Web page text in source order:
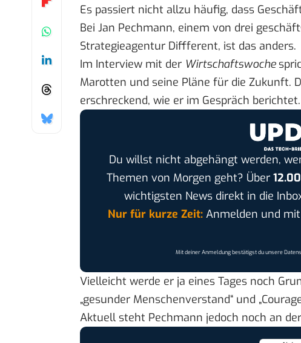
Es passiert nicht allzu häufig, dass
Bei Jan Pechmann, einem von drei
Strategieagentur Diffferent, ist das anders.
Im Interview mit der Wirtschaftswoche
Marotten und seine Pläne für die Zukunft.
erschreckend, wie er im Gespräch berichtet.
Du willst nicht abgehängt werden,
Themen von Morgen geht? Über
wichtigsten News direkt in die
Nur für kurze Zeit:Anmelden und mit
Mit deiner Anmeldung bestätigst du unsere
Vielleicht werde er ja eines Tages noch
„gesunder Menschenverstand“ und
Aktuell steht Pechmann jedoch noch an